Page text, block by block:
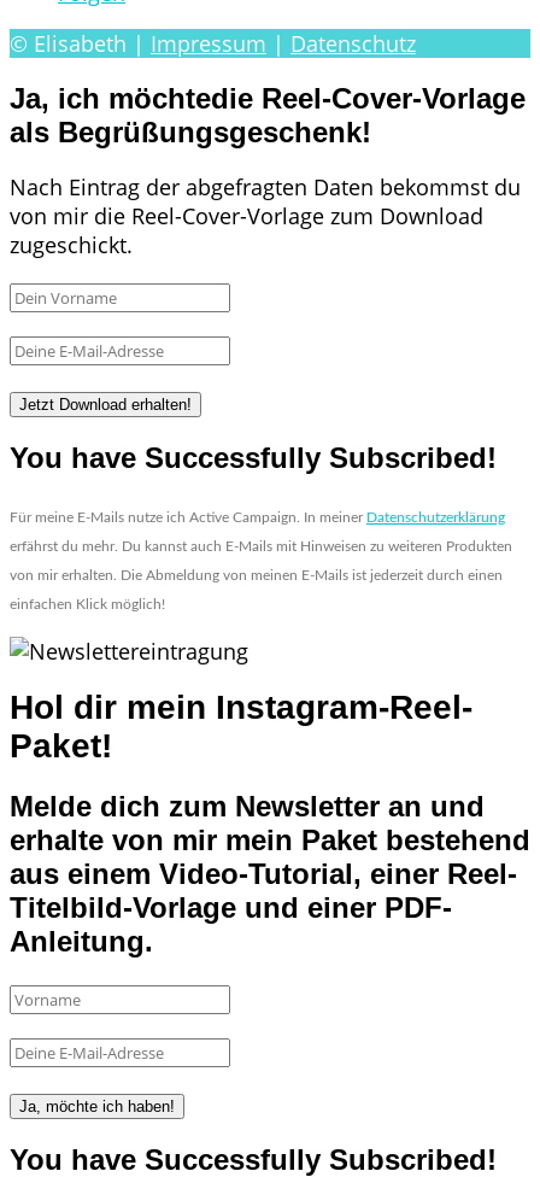
© Elisabeth | Impressum | Datenschutz
Ja, ich möchtedie Reel-Cover-Vorlage
als Begrüßungsgeschenk!
Nach Eintrag der abgefragten Daten bekommst du
von mir die Reel-Cover-Vorlage zum Download
zugeschickt.
Jetzt Download erhalten!
You have Successfully Subscribed!
Für meine E-Mails nutze ich Active Campaign. In meiner Datenschutzerklärung
erfährst du mehr. Du kannst auch E-Mails mit Hinweisen zu weiteren Produkten
von mir erhalten. Die Abmeldung von meinen E-Mails ist jederzeit durch einen
einfachen Klick möglich!
Hol dir mein Instagram-Reel-
Paket!
Melde dich zum Newsletter an und
erhalte von mir mein Paket bestehend
aus einem Video-Tutorial, einer Reel-
Titelbild-Vorlage und einer PDF-
Anleitung.
Ja, möchte ich haben!
You have Successfully Subscribed!